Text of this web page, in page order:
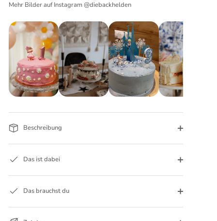
Mehr Bilder auf Instagram @diebackhelden
Beschreibung
Das ist dabei
Das brauchst du